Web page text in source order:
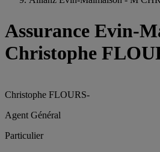
Assurance Evin-
Christophe
Christophe FLOURS-
Agent Général
Particulier